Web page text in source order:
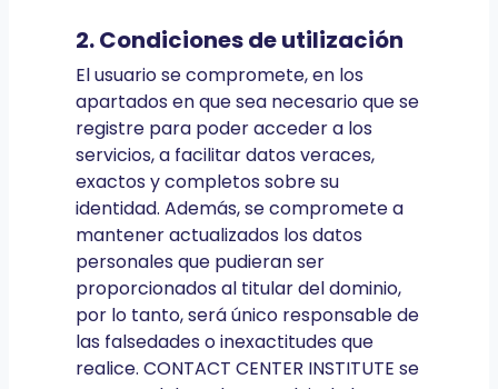
2. Condiciones de utilización
El usuario se compromete, en los
apartados en que sea necesario que se
registre para poder acceder a los
servicios, a facilitar datos veraces,
exactos y completos sobre su
identidad. Además, se compromete a
mantener actualizados los datos
personales que pudieran ser
proporcionados al titular del dominio,
por lo tanto, será único responsable de
las falsedades o inexactitudes que
realice. CONTACT CENTER INSTITUTE se